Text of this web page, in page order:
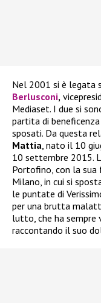
Nel 2001 si è legata
Berlusconi,
Mediaset. I due si
partita di
sposati. Da questa
Mattia, nato il 10
10 settembre 2015.
Portofino, con la sua
Milano, in cui si
le puntate di
per una brutta
lutto, che ha sempre
raccontando il suo